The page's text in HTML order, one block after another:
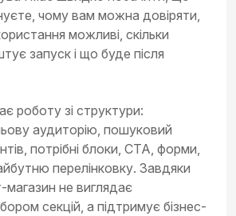
чому вам можна довіряти,
можливі, скільки
запуск і що буде після
роботу зі структури:
аудиторію, пошуковий
потрібні блоки, CTA, форми,
перелінковку. Завдяки
магазин не виглядає
секцій, а підтримує бізнес-